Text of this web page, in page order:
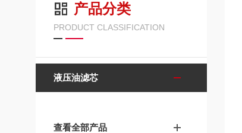
产品分类
PRODUCT CLASSIFICATION
液压油滤芯
查看全部产品